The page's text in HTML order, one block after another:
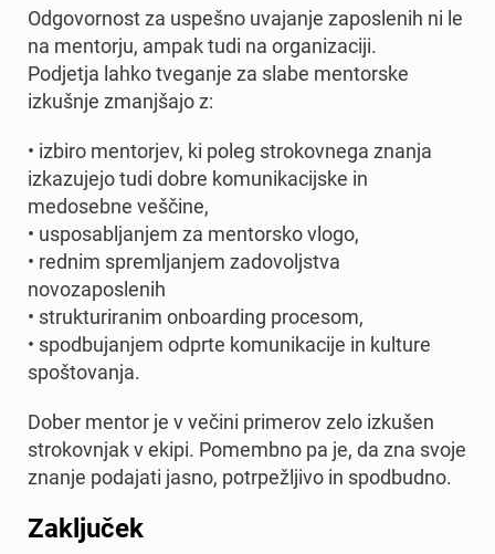
Odgovornost za uspešno uvajanje zaposlenih ni le
na mentorju, ampak tudi na organizaciji.
Podjetja lahko tveganje za slabe mentorske
izkušnje zmanjšajo z:
• izbiro mentorjev, ki poleg strokovnega znanja
izkazujejo tudi dobre komunikacijske in
medosebne veščine,
• usposabljanjem za mentorsko vlogo,
• rednim spremljanjem zadovoljstva
novozaposlenih
• strukturiranim onboarding procesom,
• spodbujanjem odprte komunikacije in kulture
spoštovanja.
Dober mentor je v večini primerov zelo izkušen
strokovnjak v ekipi. Pomembno pa je, da zna svoje
znanje podajati jasno, potrpežljivo in spodbudno.
Zaključek